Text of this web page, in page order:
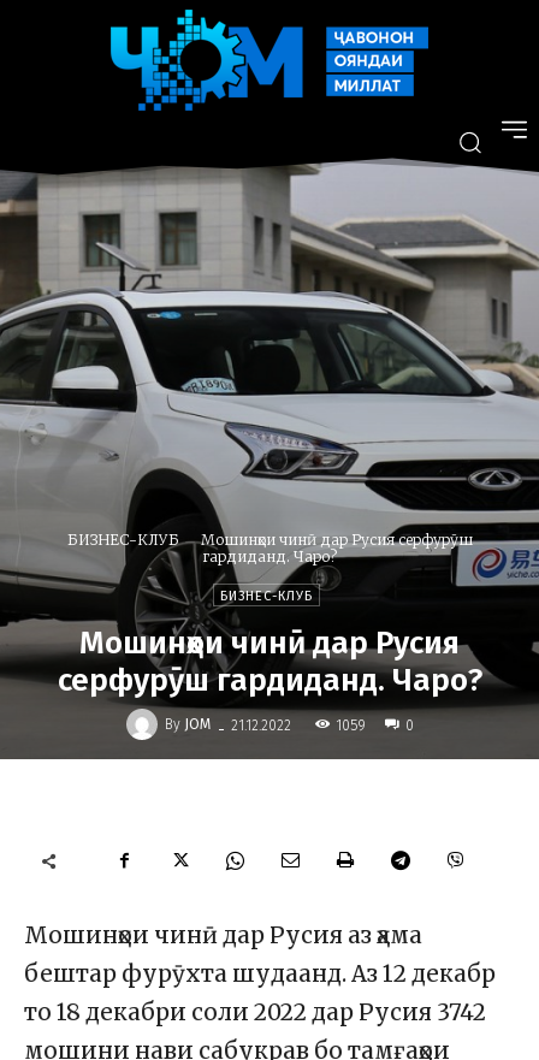
БИЗНЕС-КЛУБ
Мошинҳои чинӣ дар Русия серфурӯш
гардиданд. Чаро?
БИЗНЕС-КЛУБ
Мошинҳои чинӣ дар Русия
серфурӯш гардиданд. Чаро?
By JOM - 21.12.2022 1059 0
Мошинҳои чинӣ дар Русия аз ҳама
бештар фурӯхта шудаанд. Аз 12 декабр
то 18 декабри соли 2022 дар Русия 3742
мошини нави сабукрав бо тамғаҳои